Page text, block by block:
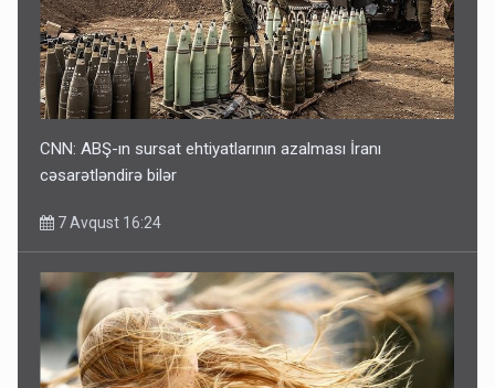
CNN: ABŞ-ın sursat ehtiyatlarının azalması İranı
cəsarətləndirə bilər
7 Avqust 16:24